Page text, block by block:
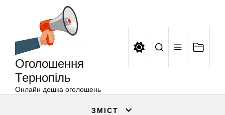
Оголошення
Тернопіль
Онлайн дошка оголошень
ЗМІСТ